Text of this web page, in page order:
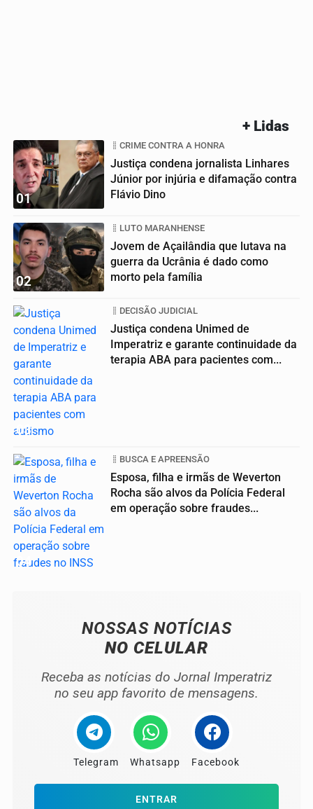
+ Lidas
01
CRIME CONTRA A HONRA
Justiça condena jornalista Linhares
Júnior por injúria e difamação contra
Flávio Dino
02
LUTO MARANHENSE
Jovem de Açailândia que lutava na
guerra da Ucrânia é dado como
morto pela família
03
DECISÃO JUDICIAL
Justiça condena Unimed de
Imperatriz e garante continuidade da
terapia ABA para pacientes com...
04
BUSCA E APREENSÃO
Esposa, filha e irmãs de Weverton
Rocha são alvos da Polícia Federal
em operação sobre fraudes...
NOSSAS NOTÍCIAS
NO CELULAR
Receba as notícias do Jornal Imperatriz
no seu app favorito de mensagens.
Telegram Whatsapp Facebook
ENTRAR